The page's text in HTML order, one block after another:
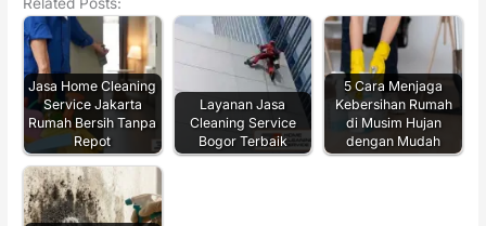
Related Posts:
Jasa Home Cleaning
Service Jakarta
Rumah Bersih Tanpa
Repot
Layanan Jasa
Cleaning Service
Bogor Terbaik
5 Cara Menjaga
Kebersihan Rumah
di Musim Hujan
dengan Mudah